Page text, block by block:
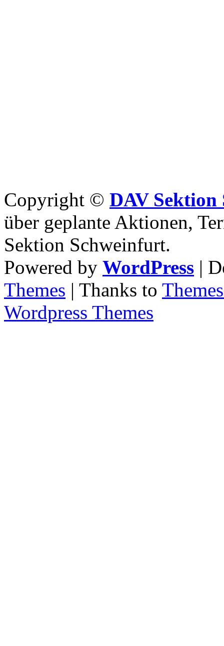
Copyright © DAV
über geplante Aktionen,
Sektion Schweinfurt.
Powered by WordPress |
Themes | Thanks to
Wordpress Themes